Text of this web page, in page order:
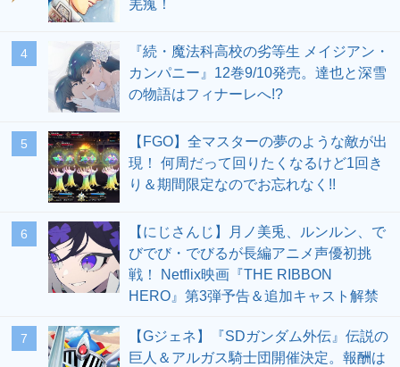
羌瘣！
4
『続・魔法科高校の劣等生 メイジアン・
カンパニー』12巻9/10発売。達也と深雪
の物語はフィナーレへ!?
5
【FGO】全マスターの夢のような敵が出
現！ 何周だって回りたくなるけど1回き
り＆期間限定なのでお忘れなく!!
6
【にじさんじ】月ノ美兎、ルンルン、で
びでび・でびるが長編アニメ声優初挑
戦！ Netflix映画『THE RIBBON
HERO』第3弾予告＆追加キャスト解禁
7
【Gジェネ】『SDガンダム外伝』伝説の
巨人＆アルガス騎士団開催決定。報酬は